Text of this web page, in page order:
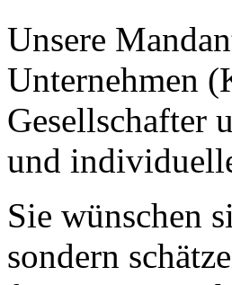
Unsere
Unternehmen
Gesellschafter
und
Sie wünschen
sondern